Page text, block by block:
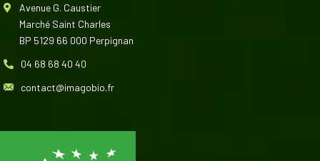
Avenue G. Caustier
Marché Saint Charles
BP 5129 66 000 Perpignan
04 68 68 40 40
contact@imagobio.fr